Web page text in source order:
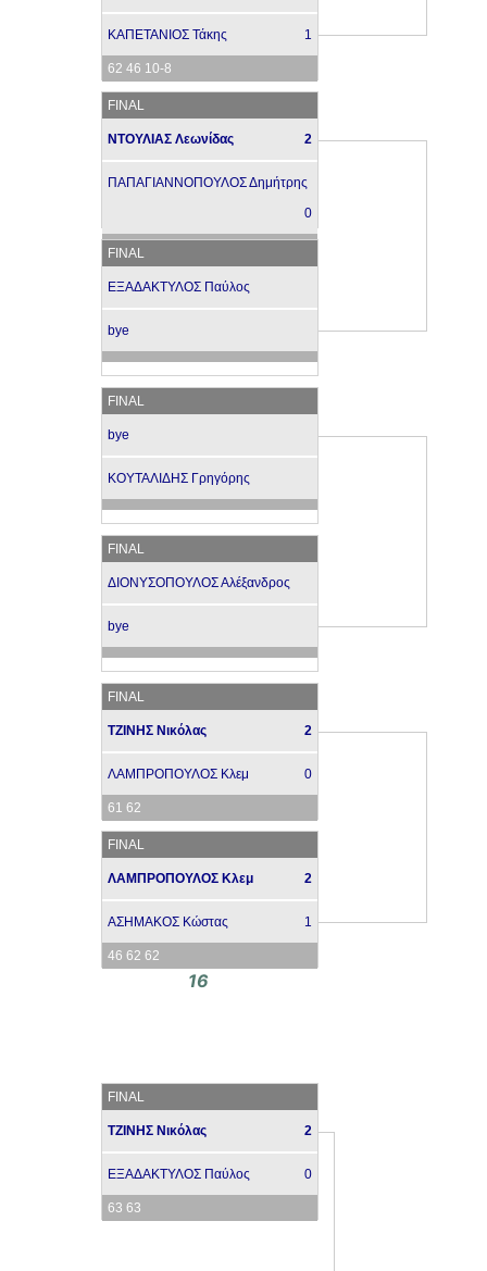
ΚΑΠΕΤΑΝΙΟΣ Τάκης 1
62 46 10-8
FINAL
ΝΤΟΥΛΙΑΣ Λεωνίδας 2
ΠΑΠΑΓΙΑΝΝΟΠΟΥΛΟΣ Δημήτρης
0
64 64
FINAL
ΕΞΑΔΑΚΤΥΛΟΣ Παύλος
bye
FINAL
bye
ΚΟΥΤΑΛΙΔΗΣ Γρηγόρης
FINAL
ΔΙΟΝΥΣΟΠΟΥΛΟΣ Αλέξανδρος
bye
FINAL
ΤΖΙΝΗΣ Νικόλας 2
ΛΑΜΠΡΟΠΟΥΛΟΣ Κλεμ 0
61 62
FINAL
ΛΑΜΠΡΟΠΟΥΛΟΣ Κλεμ 2
ΑΣΗΜΑΚΟΣ Κώστας 1
46 62 62
16
FINAL
ΤΖΙΝΗΣ Νικόλας 2
ΕΞΑΔΑΚΤΥΛΟΣ Παύλος 0
63 63